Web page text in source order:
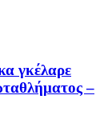
γκέλαρε
–